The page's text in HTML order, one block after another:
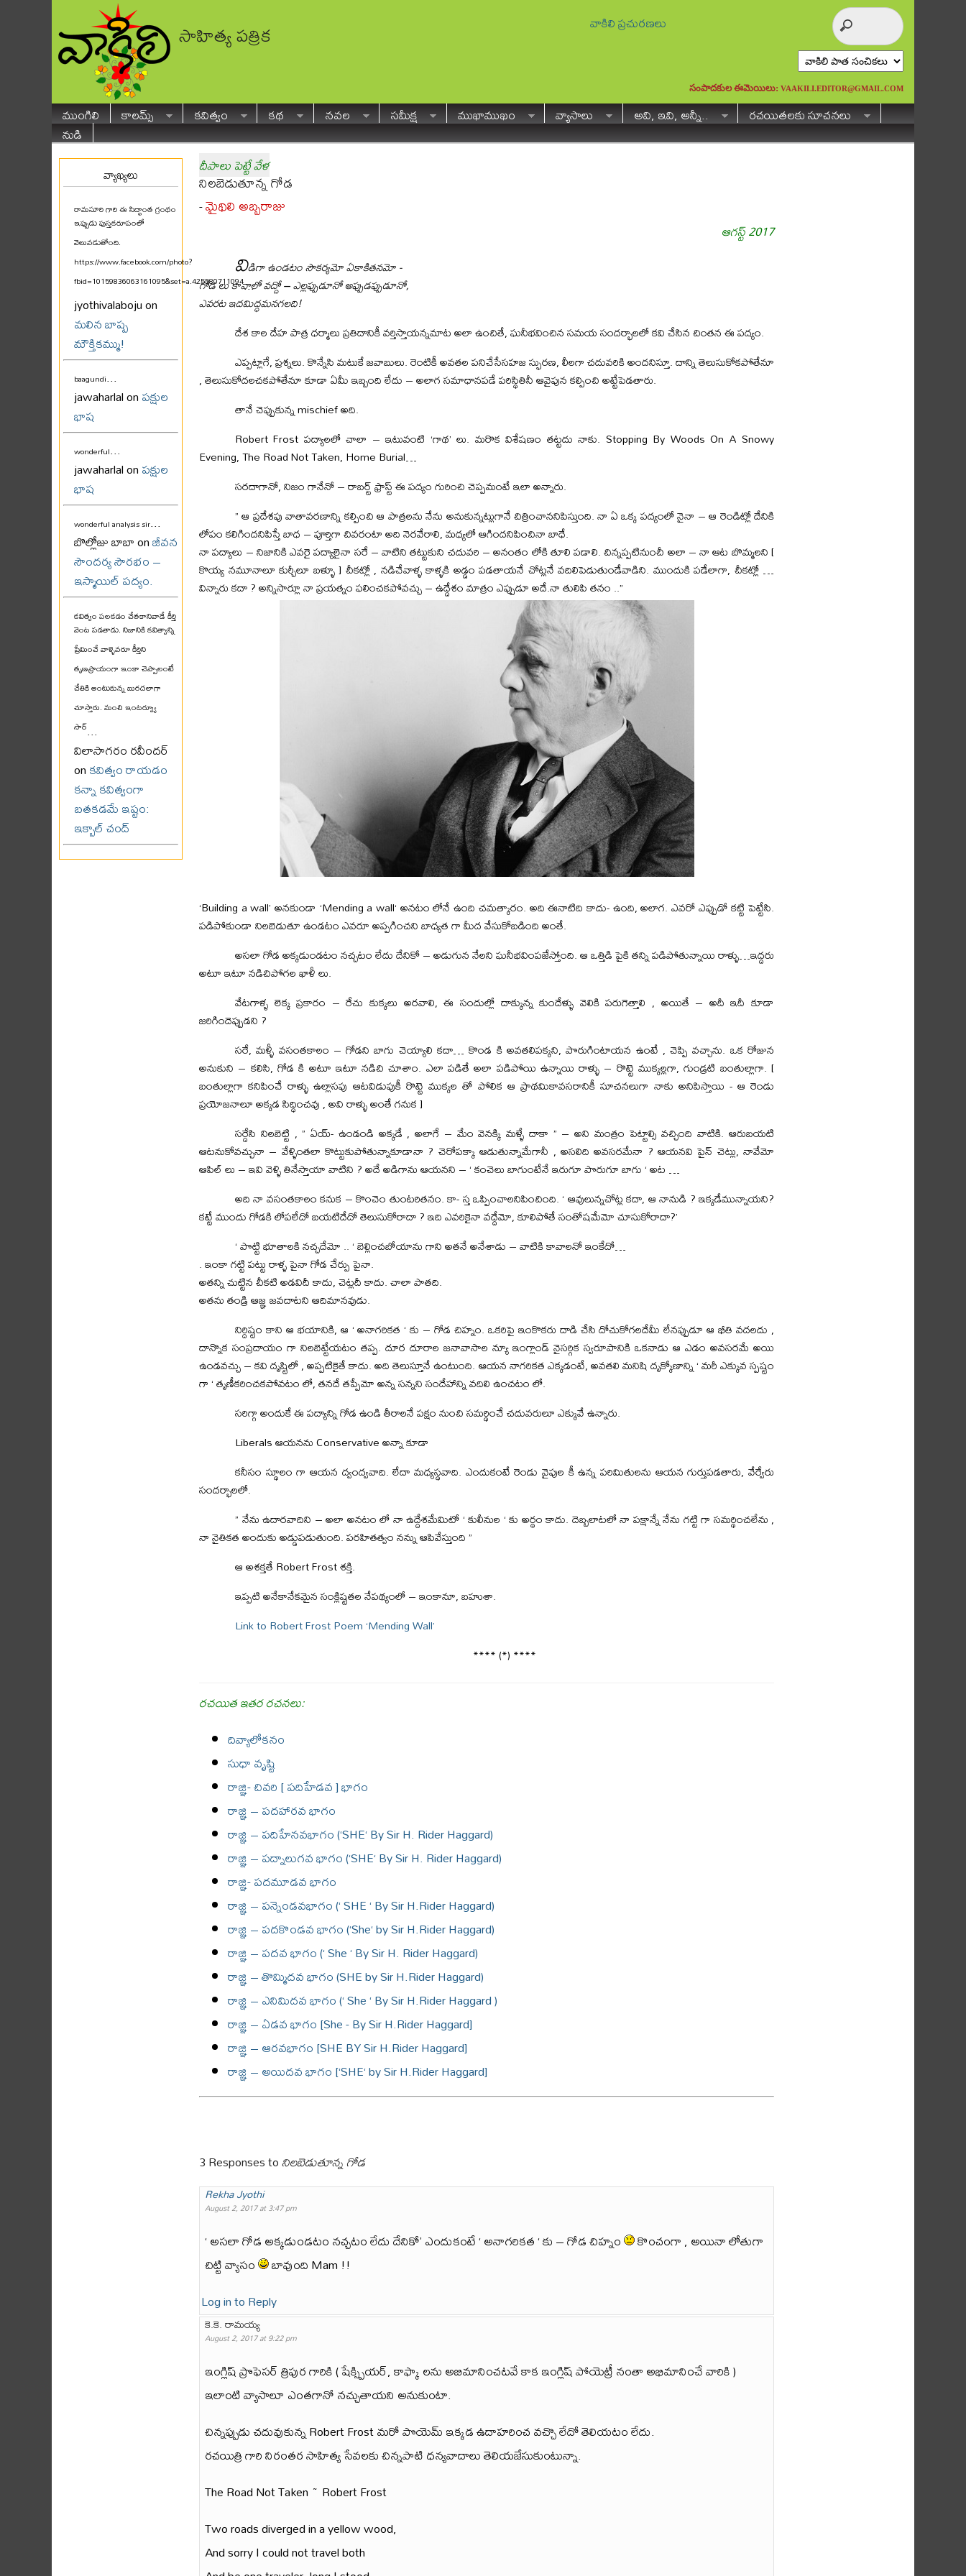
సాహిత్య పత్రిక వాకిలి ప్రచురణలు
సంపాదకుల ఈమెయిలు: VAAKILI.EDITOR@GMAIL.COM
ముంగిలి కాలమ్స్ కవిత్వం కథ నవల సమీక్ష ముఖాముఖం వ్యాసాలు అవి, ఇవి, అన్నీ..
రచయితలకు సూచనలు
నుడి
వ్యాఖ్యలు
రామసూరి గారి ఈ సిద్ధాంత గ్రంథం
ఇప్పుడు పుస్తకరూపంలో
వెలువడుతోంది.
https://www.facebook.com/photo?
fbid=10159836063161095&set=a.425580711094...
jyothivalaboju on
మలిన బాష్ప
మౌక్తికమ్ము!
baagundi...
jawaharlal onపక్షుల
భాష
wonderful...
jawaharlal onపక్షుల
భాష
wonderful analysis sir...
బొల్లోజు బాబా onజీవన
సౌందర్య సౌరభం –
ఇస్మాయిల్ పద్యం.
కవిత్వం పలకడం చేతకానివాడే కీర్తి
వెంట పడతాడు. నిజానికి కవిత్వాన్ని
ప్రేమించే వాళ్ళెవరూ కీర్తిని
తృణప్రాయంగా ఇంకా చెప్పాలంటే
చేతికి అంటుకున్న బురదలాగా
చూస్తారు. మంచి ఇంటర్వ్యూ
సార్...
విలాసాగరం రవీందర్
onకవిత్వం రాయడం
కన్నా కవిత్వంగా
బతకడమే ఇష్టం:
ఇక్బాల్ చంద్
దీపాలు పెట్టే వేళ
నిలబెడుతూన్న గోడ
-మైథిలి అబ్బరాజు
ఆగస్ట్ 2017
విడిగా ఉండటం సౌకర్యమో ఏకాకితనమో -
గోడ లు కావాలో వద్దో – ఎల్లప్పుడూనో అప్పుడప్పుడూనో,
ఎవరట ఇదమిద్ధమనగలది!
దేశ కాల దేహ పాత్ర ధర్మాలు ప్రతిదానికీ వర్తిస్తాయన్నమాట అలా ఉంచితే, ఘనీభవించిన సమయ సందర్భాలలో కవి చేసిన చింతన ఈ పద్యం.
ఎప్పట్లాగే, ప్రశ్నలు. కొన్నేసి మటుకే జవాబులు. రెంటికీ అవతల పనిచేసేసహజ స్ఫురణ, లీలగా చదువరికి అందనిస్తూ. దాన్ని తెలుసుకోకపోతేనూ
, తెలుసుకోదలచకపోతేనూ కూడా ఏమీ ఇబ్బంది లేదు – అలాగ సమాధానపడే పరిస్థితినీ ఆవైపున కల్పించి అట్టేపెడతారు.
తానే చెప్పుకున్న mischief అది.
Robert Frost పద్యాలలో చాలా – ఇటువంటి ‘గాథ’ లు. మరొక విశేషణం తట్టదు నాకు. Stopping By Woods On A Snowy
Evening, The Road Not Taken, Home Burial…
సరదాగానో, నిజం గానేనో – రాబర్ట్ ఫ్రాస్ట్ ఈ పద్యం గురించి చెప్పమంటే ఇలా అన్నారు.
” ఆ ప్రదేశపు వాతావరణాన్ని కల్పించి ఆ పాత్రలను నేను అనుకున్నట్లుగానే చిత్రించాననిపిస్తుంది. నా ఏ ఒక్క పద్యంలో నైనా – ఆ రెండిట్లో దేనికి
లోపం కలిగిందనిపిస్తే బాధ – పూర్తిగా చివరంటా అది నెరవేరాలి, మధ్యలో ఆగిందనిపించినా బాధే.
నా పద్యాలు – నిజానికి ఎవరై పద్యాలైనా సరే – వాటిని తట్టుకుని చదువరి – అనంతం లోకి తూలి పడాలి. చిన్నప్పటినుంచీ అలా – నా ఆట బొమ్మలని [
కొయ్య నమూనాలూ కుర్చీలూ బళ్ళూ ] చీకట్లో , నడిచేవాళ్ళ కాళ్ళకి అడ్డం పడతాయనే చోట్లనే వదిలిపెడుతుండేవాడిని. ముందుకి పడేలాగా, చీకట్లో …
విన్నారు కదా ? అన్నిసార్లూ నా ప్రయత్నం ఫలించకపోవచ్చు – ఉద్దేశం మాత్రం ఎప్పుడూ అదే.నా తులిపి తనం ..”
‘Building a wall’ అనకుండా ‘Mending a wall‘ అనటం లోనే ఉంది చమత్కారం. అది ఈనాటిది కాదు- ఉంది, అలాగ. ఎవరో ఎప్పుడో కట్టి పెట్టేసి.
పడిపోకుండా నిలబెడుతూ ఉండటం ఎవరూ అప్పగించని బాధ్యత గా మీద వేసుకోబడింది అంతే.
అసలా గోడ అక్కడుండటం నచ్చటం లేదు దేనికో – అడుగున నేలని ఘనీభవింపజేస్తోంది. ఆ ఒత్తిడి పైకి తన్ని పడిపోతున్నాయి రాళ్ళు…ఇద్దరు
అటూ ఇటూ నడిచిపోగల ఖాళీ లు.
వేటగాళ్ళ లెక్క ప్రకారం – రేచు కుక్కలు అరవాలి, ఈ సందుల్లో దాక్కున్న కుందేళ్ళు వెలికి పరుగెత్తాలి , అయితే – అదీ ఇదీ కూడా
జరిగిందెప్పుడని ?
సరే, మళ్ళీ వసంతకాలం – గోడని బాగు చెయ్యాలి కదా… కొండ కి అవతలిపక్కని, పొరుగింటాయన ఉంటే , చెప్పి వచ్చాను. ఒక రోజున
అనుకుని – కలిసి, గోడ కి అటూ ఇటూ నడిచి చూశాం. ఎలా పడితే అలా పడిపోయి ఉన్నాయి రాళ్ళు – రొట్టె ముక్కల్లగా, గుండ్రటి బంతుల్లాగా. [
బంతుల్లాగా కనిపించే రాళ్ళు ఉల్లాసపు ఆటవిడుపుకీ రొట్టె ముక్కల తో పోలిక ఆ ప్రాథమికావసరానికీ సూచనలుగా నాకు అనిపిస్తాయి - ఆ రెండు
ప్రయోజనాలూ అక్కడ సిద్ధించవు , అవి రాళ్ళు అంతే గనుక ]
సర్దేసి నిలబెట్టి , ” ఏయ్- ఉండండి అక్కడే , అలాగే – మేం వెనక్కి మళ్ళే దాకా ” – అని మంత్రం పెట్టాల్సి వచ్చింది వాటికి. ఆరుబయటి
ఆటనుకోవచ్చునా – వేళ్ళింతలా కొట్టుకుపోతున్నాకూడానా ? చెరోపక్కా ఆడుతున్నామేగానీ , అసలిది అవసరమేనా ? ఆయనవి పైన్ చెట్లు, నావేమో
ఆపిల్ లు – ఇవి వెళ్ళి తినేస్తాయా వాటిని ? అదే అడిగాను ఆయనని – ‘ కంచెలు బాగుంటేనే ఇరుగూ పొరుగూ బాగు ‘ అట …
అది నా వసంతకాలం కనుక – కొంచెం తుంటరితనం. కా- స్త ఒప్పించాలనిపించింది. ‘ ఆవులున్నచోట్ల కదా, ఆ నానుడి ? ఇక్కడేమున్నాయని?
కట్టే ముందు గోడకి లోపలేదో బయటిదేదో తెలుసుకోరాదా ? ఇది ఎవరికైనా వద్దేమో, కూలిపోతే సంతోషమేమో చూసుకోరాదా?’
‘ పొట్టి భూతాలకి నచ్చదేమో .. ‘ బెల్లించబోయాను గాని అతనే అనేశాడు – వాటికి కావాలనో ఇంకేదో…
. ఇంకా గట్టి పట్టు రాళ్ళ పైనా గోడ చేర్పు పైనా.
అతన్ని చుట్టిన చీకటి అడవిదీ కాదు, చెట్లదీ కాదు. చాలా పాతది.
అతను తండ్రి ఆజ్ఞ జవదాటని ఆదిమానవుడు.
నిర్దిష్టం కాని ఆ భయానికి, ఆ ‘ అనాగరికత ‘ కు – గోడ చిహ్నం. ఒకరిపై ఇంకొకరు దాడి చేసి దోచుకోగలదేమీ లేనప్పుడూ ఆ భీతి వదలదు ,
దాన్నొక సంప్రదాయం గా నిలబెట్టేయటం తప్ప. దూర దూరాల జనావాసాల న్యూ ఇంగ్లాండ్ నైసర్గిక స్వరూపానికి ఒకనాడు ఆ ఎడం అవసరమే అయి
ఉండవచ్చు – కవి దృష్టిలో , అప్పటికైతే కాదు. అది తెలుస్తూనే ఉంటుంది. ఆయన నాగరికత ఎక్కడంటే, అవతలి మనిషి దృక్కోణాన్ని ‘ మరీ ఎక్కువ స్పష్టం
గా ‘ తృణీకరించకపోవటం లో, తనదే తప్పేమో అన్న సన్నని సందేహాన్ని వదిలి ఉంచటం లో.
సరిగ్గా అందుకే ఈ పద్యాన్ని గోడ ఉండి తీరాలనే పక్షం నుంచి సమర్థించే చదువరులూ ఎక్కువే ఉన్నారు.
Liberals ఆయనను Conservative అన్నా కూడా
కనీసం స్థూలం గా ఆయన ద్వంద్వవాది. లేదా మధ్యస్థవాది. ఎందుకంటే రెండు వైపుల కీ ఉన్న పరిమితులను ఆయన గుర్తుపడతారు, వేర్వేరు
సందర్భాలలో.
” నేను ఉదారవాదిని – అలా అనటం లో నా ఉద్దేశమేమిటో ‘ కులీనుల ‘ కు అర్థం కాదు. దెబ్బలాటలో నా పక్షాన్నే నేను గట్టి గా సమర్థించలేను ,
నా నైతికత అందుకు అడ్డుపడుతుంది. పరహితత్వం నన్ను ఆపివేస్తుంది ”
ఆ అశక్తతే Robert Frost శక్తి.
ఇప్పటి అనేకానేకమైన సంక్లిష్టతల నేపథ్యంలో – ఇంకానూ, బహుశా.
Link to Robert Frost Poem ‘Mending Wall’
**** (*) ****
రచయిత ఇతర రచనలు:
దివ్యాలోకనం
సుధా వృష్టి
రాజ్ఞి- చివరి [ పదిహేడవ ] భాగం
రాజ్ఞి – పదహారవ భాగం
రాజ్ఞి – పదిహేనవభాగం (‘SHE‘ By Sir H. Rider Haggard)
రాజ్ఞి – పద్నాలుగవ భాగం (‘SHE‘ By Sir H. Rider Haggard)
రాజ్ఞి- పదమూడవ భాగం
రాజ్ఞి – పన్నెండవభాగం (‘ SHE ‘ By Sir H.Rider Haggard)
రాజ్ఞి – పదకొండవ భాగం (‘She‘ by Sir H.Rider Haggard)
రాజ్ఞి – పదవ భాగం (‘ She ‘ By Sir H. Rider Haggard)
రాజ్ఞి – తొమ్మిదవ భాగం (SHE by Sir H.Rider Haggard)
రాజ్ఞి – ఎనిమిదవ భాగం (‘ She ‘ By Sir H.Rider Haggard )
రాజ్ఞి – ఏడవ భాగం [She - By Sir H.Rider Haggard]
రాజ్ఞి – ఆరవభాగం [SHE BY Sir H.Rider Haggard]
రాజ్ఞి – అయిదవ భాగం [‘SHE‘ by Sir H.Rider Haggard]
3 Responses toనిలబెడుతూన్న గోడ
Rekha Jyothi
August 2, 2017 at 3:47 pm
‘ అసలా గోడ అక్కడుండటం నచ్చటం లేదు దేనికో’ ఎందుకంటే ‘ అనాగరికత ‘ కు – గోడ చిహ్నం
కొంచంగా , అయినా లోతుగా
చిట్టి వ్యాసం
బావుంది Mam !!
Log in to Reply
కె.కె. రామయ్య
August 2, 2017 at 9:22 pm
ఇంగ్లిష్ ప్రొఫెసర్ త్రిపుర గారికి ( షేక్స్పియర్, కాఫ్కా లను అబిమానించటవే కాక ఇంగ్లిష్ పోయెట్రీ నంతా అభిమానించే వారికి )
ఇలాంటి వ్యాసాలూ ఎంతగానో నచ్చుతాయని అనుకుంటా.
చిన్నప్పుడు చదువుకున్న Robert Frost మరో పొయెమ్ ఇక్కడ ఉదాహరించ వచ్చొ లేదో తెలియటం లేదు.
రచయిత్రి గారి నిరంతర సాహిత్య సేవలకు చిన్నపాటి ధన్యవాదాలు తెలియజేసుకుంటున్నా.
The Road Not Taken ~ Robert Frost
Two roads diverged in a yellow wood,
And sorry I could not travel both